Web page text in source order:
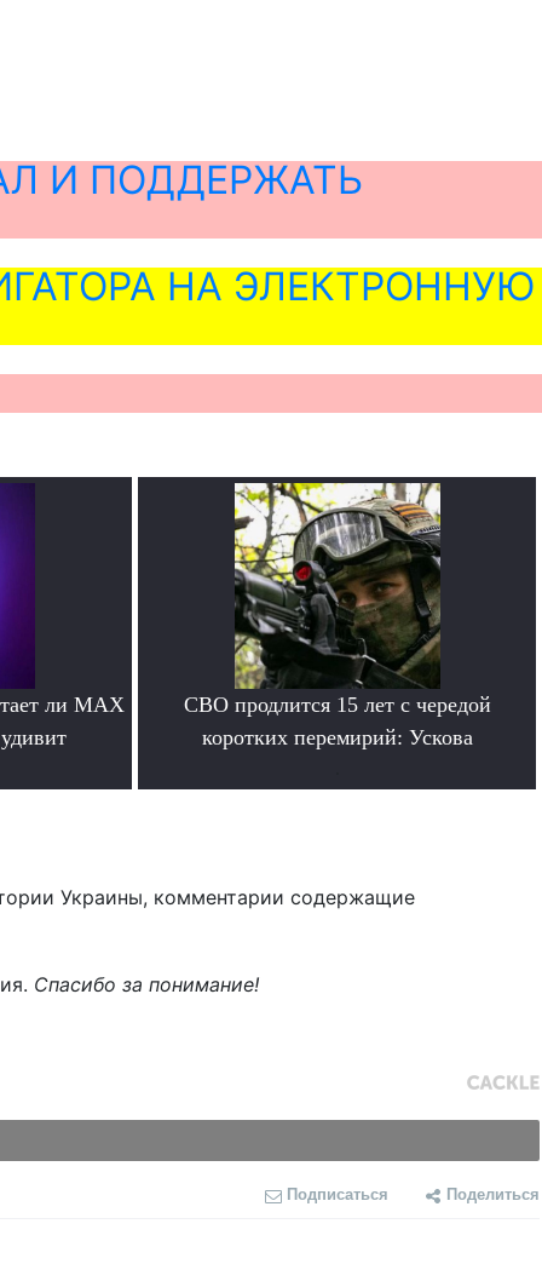
И ПОДДЕРЖАТЬ
НА ЭЛЕКТРОННУЮ
ли MAX
СВО продлится 15 лет с чередой
коротких перемирий: Ускова
Украины, комментарии содержащие
Спасибо за понимание!
Подписаться Поделиться